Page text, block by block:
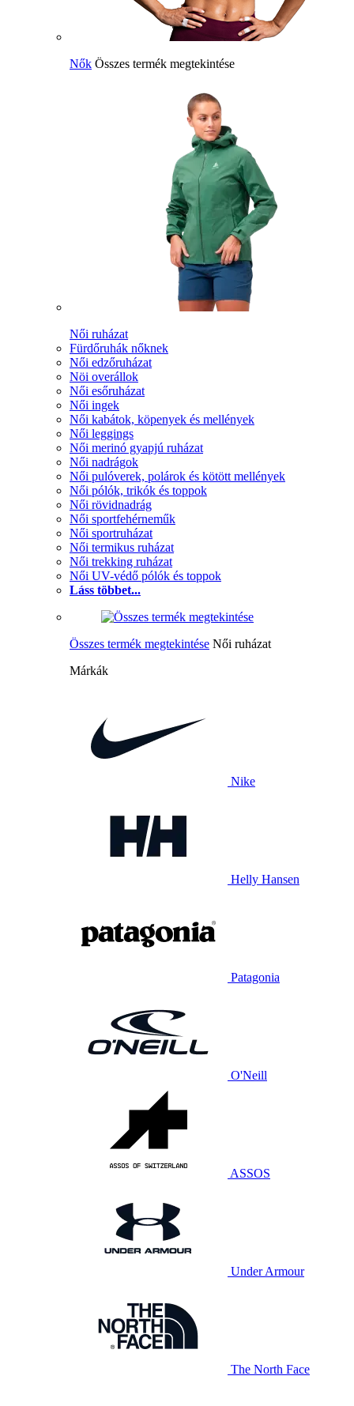
Nők Összes termék megtekintése
Női ruházat
Fürdőruhák nőknek
Női edzőruházat
Nöi overállok
Női esőruházat
Női ingek
Női kabátok, köpenyek és mellények
Női leggings
Női merinó gyapjú ruházat
Női nadrágok
Női pulóverek, polárok és kötött mellények
Női pólók, trikók és toppok
Női rövidnadrág
Női sportfehérneműk
Női sportruházat
Női termikus ruházat
Női trekking ruházat
Női UV-védő pólók és toppok
Láss többet...
Összes termék megtekintése Női ruházat
Márkák
Nike
Helly Hansen
Patagonia
O'Neill
ASSOS
Under Armour
The North Face